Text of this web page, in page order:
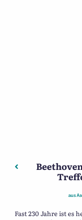
Vorheriger: Dr.
aus
Fast 230 Jahre ist es